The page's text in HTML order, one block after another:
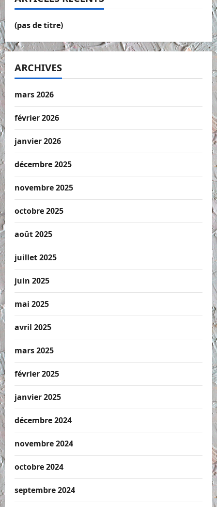
(pas de titre)
ARCHIVES
mars 2026
février 2026
janvier 2026
décembre 2025
novembre 2025
octobre 2025
août 2025
juillet 2025
juin 2025
mai 2025
avril 2025
mars 2025
février 2025
janvier 2025
décembre 2024
novembre 2024
octobre 2024
septembre 2024